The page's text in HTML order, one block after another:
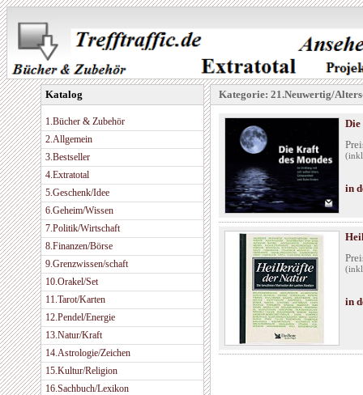
Katalog
1.Bücher & Zubehör
2.Allgemein
3.Bestseller
4.Extratotal
5.Geschenk/Idee
6.Geheim/Wissen
7.Politik/Wirtschaft
8.Finanzen/Börse
9.Grenzwissen/schaft
10.Orakel/Set
11.Tarot/Karten
12.Pendel/Energie
13.Natur/Kraft
14.Astrologie/Zeichen
15.Kultur/Religion
16.Sachbuch/Lexikon
Kategorie: 21.Neuwertig/
Die
in
in